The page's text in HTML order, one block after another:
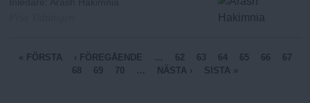
S
« FÖRSTA ‹ FÖREGÅENDE … 62 63 64 65 66
67
68
69 70 … NÄSTA › SISTA »